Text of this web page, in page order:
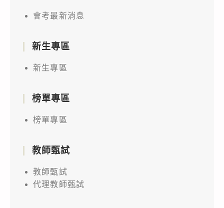
會考最新消息
新生專區
新生專區
榜單專區
榜單專區
教師甄試
教師甄試
代理教師甄試